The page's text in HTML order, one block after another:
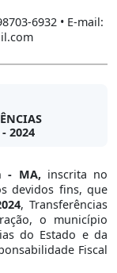
6932 • E-mail:
2024
- MA, inscrita no
devidos fins, que
, Transferências
o município
do Estado e da
Fiscal